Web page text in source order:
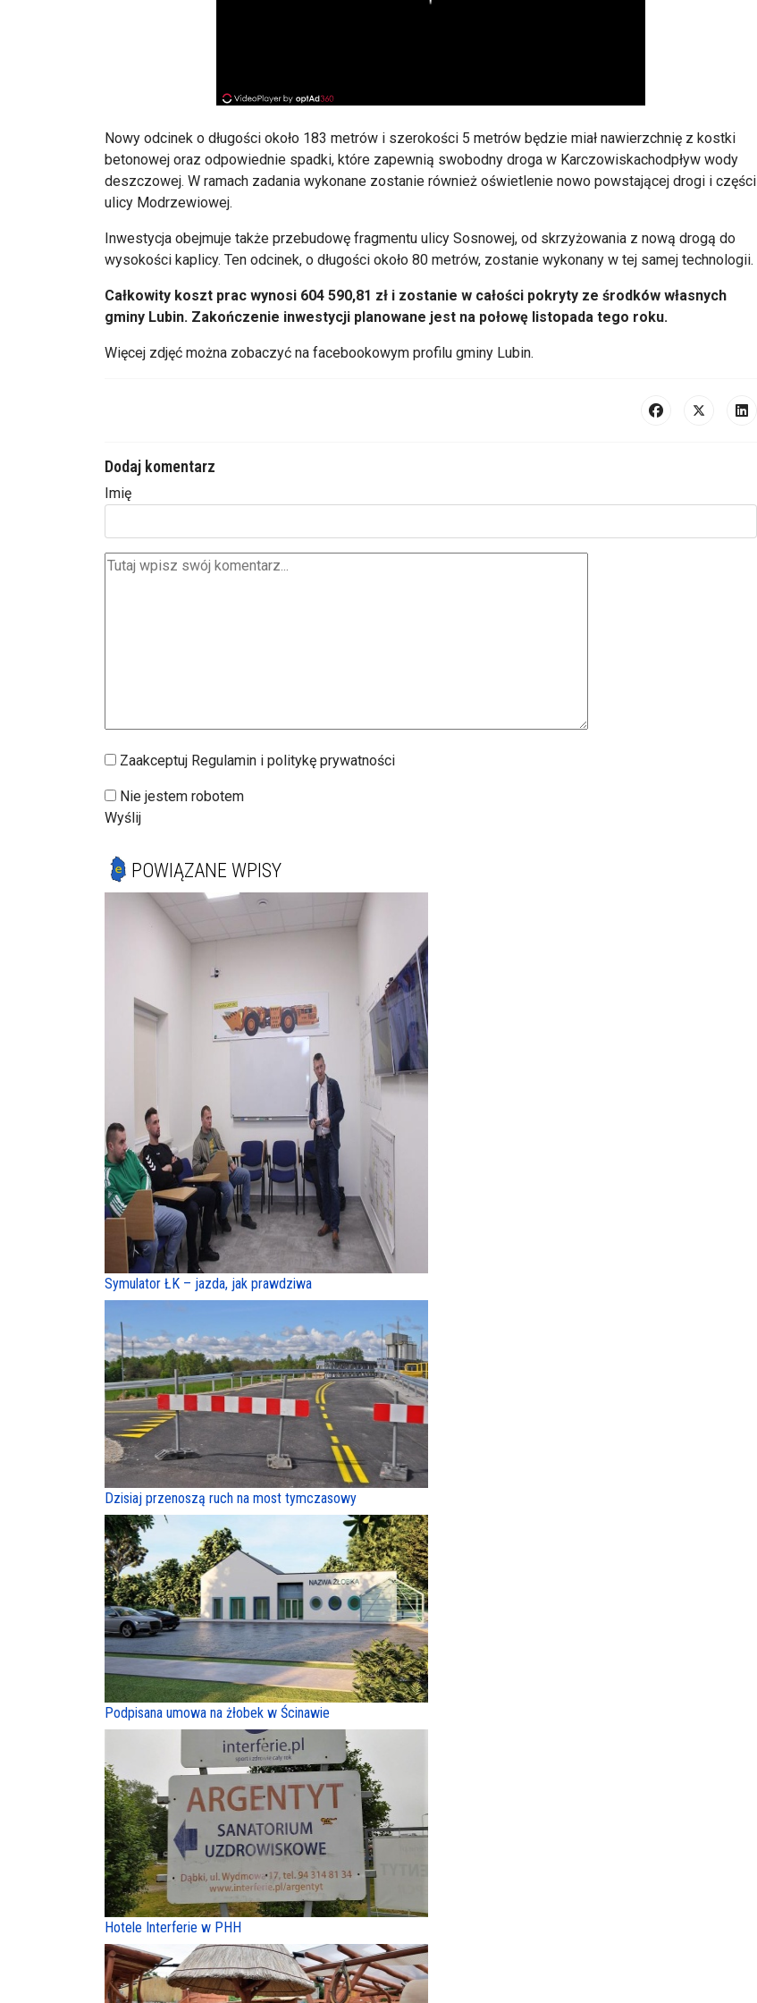
Nowy odcinek o długości około 183 metrów i szerokości 5 metrów będzie miał nawierzchnię z kostki
betonowej oraz odpowiednie spadki, które zapewnią swobodny droga w Karczowiskachodpływ wody
deszczowej. W ramach zadania wykonane zostanie również oświetlenie nowo powstającej drogi i części
ulicy Modrzewiowej.
Inwestycja obejmuje także przebudowę fragmentu ulicy Sosnowej, od skrzyżowania z nową drogą do
wysokości kaplicy. Ten odcinek, o długości około 80 metrów, zostanie wykonany w tej samej technologii.
Całkowity koszt prac wynosi 604 590,81 zł i zostanie w całości pokryty ze środków własnych
gminy Lubin. Zakończenie inwestycji planowane jest na połowę listopada tego roku.
Więcej zdjęć można zobaczyć na facebookowym profilu gminy Lubin.
Dodaj komentarz
Imię
Zaakceptuj Regulamin i politykę prywatności
Nie jestem robotem
Wyślij
POWIĄZANE WPISY
Symulator ŁK – jazda, jak prawdziwa
Dzisiaj przenoszą ruch na most tymczasowy
Podpisana umowa na żłobek w Ścinawie
Hotele Interferie w PHH